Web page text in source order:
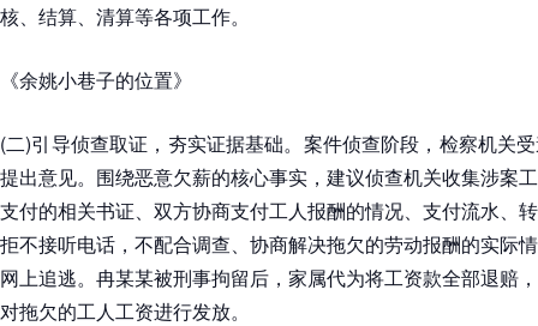
核、结算、清算等各项工作。
《余姚小巷子的位置》
(二)引导侦查取证，夯实证据基础。案件侦查阶段，检察机关
提出意见。围绕恶意欠薪的核心事实，建议侦查机关收集涉案
支付的相关书证、双方协商支付工人报酬的情况、支付流水、
拒不接听电话，不配合调查、协商解决拖欠的劳动报酬的实际
网上追逃。冉某某被刑事拘留后，家属代为将工资款全部退赔
对拖欠的工人工资进行发放。